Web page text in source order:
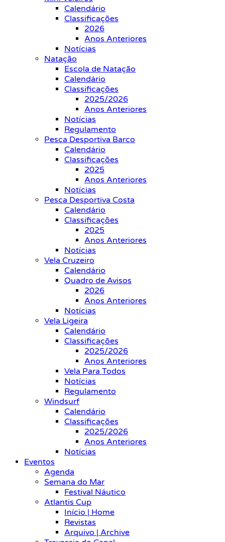
Calendário
Classificações
2026
Anos Anteriores
Notícias
Natação
Escola de Natação
Calendário
Classificações
2025/2026
Anos Anteriores
Notícias
Regulamento
Pesca Desportiva Barco
Calendário
Classificações
2025
Anos Anteriores
Notícias
Pesca Desportiva Costa
Calendário
Classificações
2025
Anos Anteriores
Notícias
Vela Cruzeiro
Calendário
Quadro de Avisos
2026
Anos Anteriores
Notícias
Vela Ligeira
Calendário
Classificações
2025/2026
Anos Anteriores
Vela Para Todos
Notícias
Regulamento
Windsurf
Calendário
Classificações
2025/2026
Anos Anteriores
Notícias
Eventos
Agenda
Semana do Mar
Festival Náutico
Atlantis Cup
Início | Home
Revistas
Arquivo | Archive